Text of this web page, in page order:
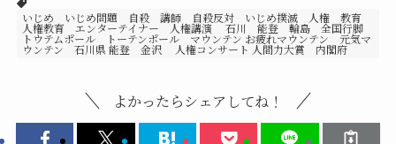
いじめ いじめ問題 自殺 講師 自殺反対 いじめ撲滅 人権 教育
人権教育 エンターテイナー 人権講演 石川 能登 輪島 全国行脚
トウテムポール トーテンポール マウンテン お疲れマウンテン 元気マ
ウンテン 石川県 能登 金沢 人権コンサート 人間力大賞 内閣府
よかったらシェアしてね！